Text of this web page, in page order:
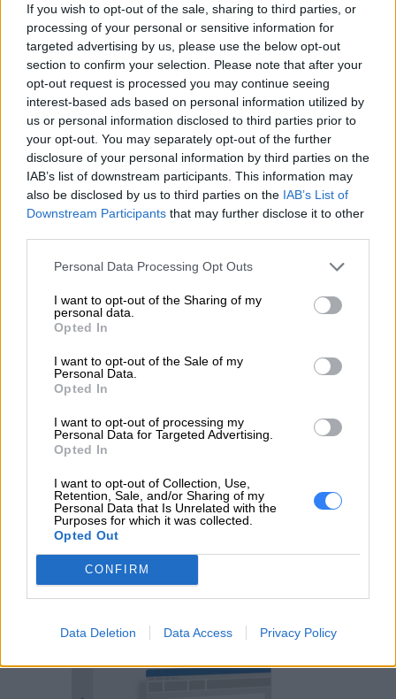
If you wish to opt-out of the sale, sharing to third parties, or
processing of your personal or sensitive information for
targeted advertising by us, please use the below opt-out
section to confirm your selection. Please note that after your
opt-out request is processed you may continue seeing
interest-based ads based on personal information utilized by
us or personal information disclosed to third parties prior to
your opt-out. You may separately opt-out of the further
disclosure of your personal information by third parties on the
IAB’s list of downstream participants. This information may
also be disclosed by us to third parties on the IAB’s List of
Downstream Participants that may further disclose it to other
Personal Data Processing Opt Outs
I want to opt-out of the Sharing of my
personal data.
Opted In
I want to opt-out of the Sale of my
Personal Data.
Opted In
I want to opt-out of processing my
Personal Data for Targeted Advertising.
Opted In
I want to opt-out of Collection, Use,
Retention, Sale, and/or Sharing of my
Personal Data that Is Unrelated with the
Purposes for which it was collected.
Opted Out
CONFIRM
Data Deletion Data Access Privacy Policy
Zapytanie o "ESET HOME Security Essential ESD
1U 12M"
EMAIL
WIADOMOŚĆ
POLECANE PRODUKTY